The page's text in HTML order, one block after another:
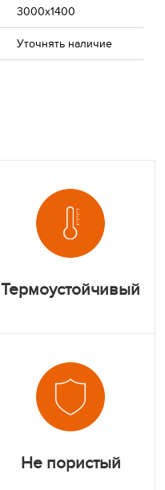
3000x1400
Уточнять наличие
Термоустойчивый
Не пористый